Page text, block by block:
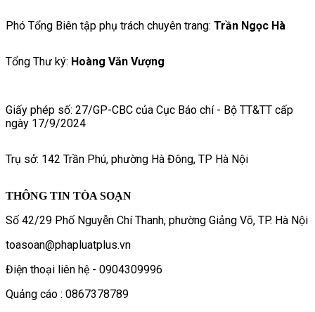
Phó Tổng Biên tập phụ trách chuyên trang: Trần Ngọc Hà
Tổng Thư ký: Hoàng Văn Vượng
Giấy phép số: 27/GP-CBC của Cục Báo chí - Bộ TT&TT cấp
ngày 17/9/2024
Trụ sở: 142 Trần Phú, phường Hà Đông, TP Hà Nội
THÔNG TIN TÒA SOẠN
Số 42/29 Phố Nguyễn Chí Thanh, phường Giảng Võ, TP. Hà Nội
toasoan@phapluatplus.vn
Điện thoại liên hệ - 0904309996
Quảng cáo : 0867378789